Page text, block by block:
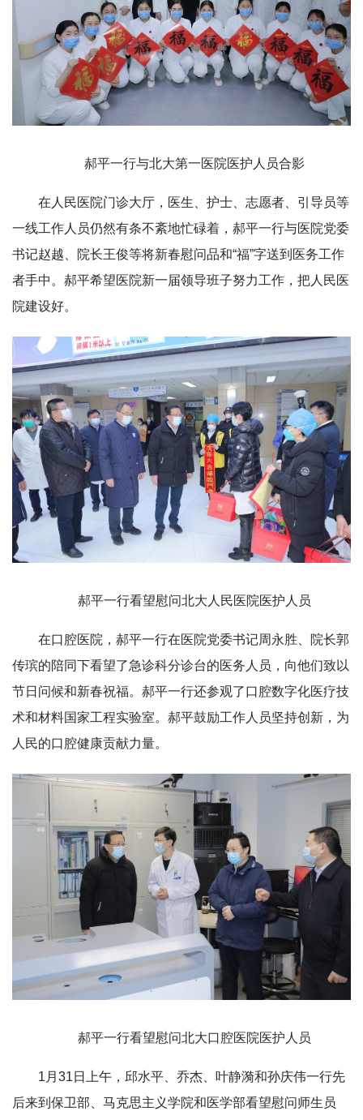
郝平一行与北大第一医院医护人员合影
在人民医院门诊大厅，医生、护士、志愿者、引导员等
一线工作人员仍然有条不紊地忙碌着，郝平一行与医院党委
书记赵越、院长王俊等将新春慰问品和“福”字送到医务工作
者手中。郝平希望医院新一届领导班子努力工作，把人民医
院建设好。
郝平一行看望慰问北大人民医院医护人员
在口腔医院，郝平一行在医院党委书记周永胜、院长郭
传瑸的陪同下看望了急诊科分诊台的医务人员，向他们致以
节日问候和新春祝福。郝平一行还参观了口腔数字化医疗技
术和材料国家工程实验室。郝平鼓励工作人员坚持创新，为
人民的口腔健康贡献力量。
郝平一行看望慰问北大口腔医院医护人员
1月31日上午，邱水平、乔杰、叶静漪和孙庆伟一行先
后来到保卫部、马克思主义学院和医学部看望慰问师生员